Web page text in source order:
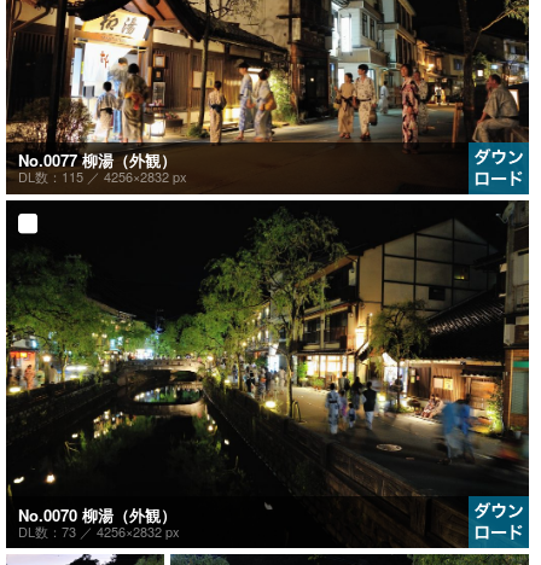
No.0077 柳湯（外観）
DL数：115 ／ 4256×2832 px
No.0070 柳湯（外観）
DL数：73 ／4256×2832 px